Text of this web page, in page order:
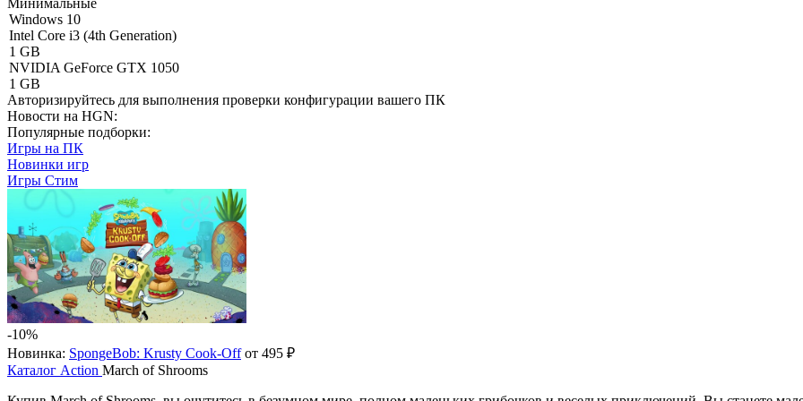
Минимальные
Windows 10
Intel Core i3 (4th Generation)
1 GB
NVIDIA GeForce GTX 1050
1 GB
Авторизируйтесь для выполнения проверки конфигурации вашего ПК
Новости на HGN:
Популярные подборки:
Игры на ПК
Новинки игр
Игры Стим
-10%
Новинка: SpongeBob: Krusty Cook-Offот 495 ₽
Каталог Action March of Shrooms